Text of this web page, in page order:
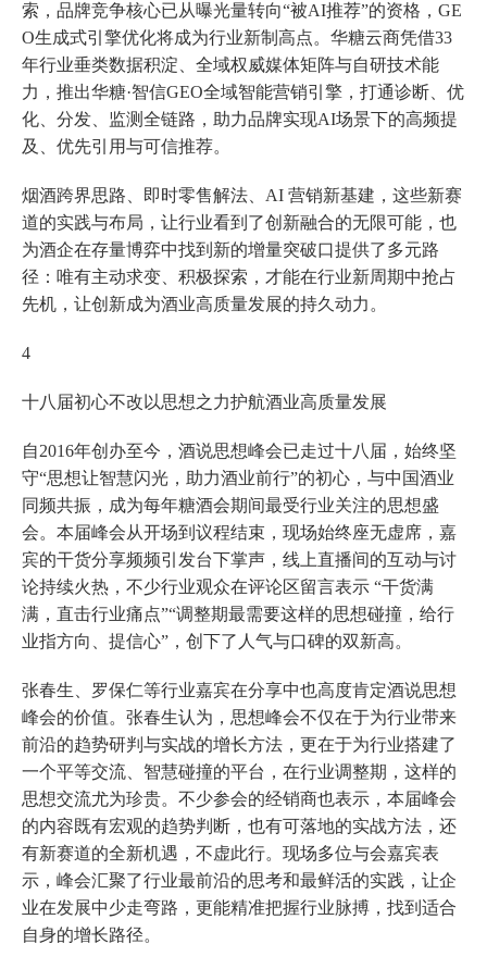
索，品牌竞争核心已从曝光量转向“被AI推荐”的资格，GE
O生成式引擎优化将成为行业新制高点。华糖云商凭借33
年行业垂类数据积淀、全域权威媒体矩阵与自研技术能
力，推出华糖·智信GEO全域智能营销引擎，打通诊断、优
化、分发、监测全链路，助力品牌实现AI场景下的高频提
及、优先引用与可信推荐。
烟酒跨界思路、即时零售解法、AI 营销新基建，这些新赛
道的实践与布局，让行业看到了创新融合的无限可能，也
为酒企在存量博弈中找到新的增量突破口提供了多元路
径：唯有主动求变、积极探索，才能在行业新周期中抢占
先机，让创新成为酒业高质量发展的持久动力。
4
十八届初心不改以思想之力护航酒业高质量发展
自2016年创办至今，酒说思想峰会已走过十八届，始终坚
守“思想让智慧闪光，助力酒业前行”的初心，与中国酒业
同频共振，成为每年糖酒会期间最受行业关注的思想盛
会。本届峰会从开场到议程结束，现场始终座无虚席，嘉
宾的干货分享频频引发台下掌声，线上直播间的互动与讨
论持续火热，不少行业观众在评论区留言表示 “干货满
满，直击行业痛点”“调整期最需要这样的思想碰撞，给行
业指方向、提信心”，创下了人气与口碑的双新高。
张春生、罗保仁等行业嘉宾在分享中也高度肯定酒说思想
峰会的价值。张春生认为，思想峰会不仅在于为行业带来
前沿的趋势研判与实战的增长方法，更在于为行业搭建了
一个平等交流、智慧碰撞的平台，在行业调整期，这样的
思想交流尤为珍贵。不少参会的经销商也表示，本届峰会
的内容既有宏观的趋势判断，也有可落地的实战方法，还
有新赛道的全新机遇，不虚此行。现场多位与会嘉宾表
示，峰会汇聚了行业最前沿的思考和最鲜活的实践，让企
业在发展中少走弯路，更能精准把握行业脉搏，找到适合
自身的增长路径。